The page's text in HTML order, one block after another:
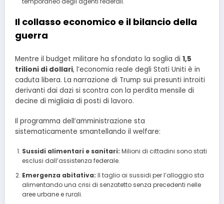
Il collasso economico e il bilancio della
guerra
Mentre il budget militare ha sfondato la soglia di 1,5
trilioni di dollari, l’economia reale degli Stati Uniti è in
caduta libera. La narrazione di Trump sui presunti introiti
derivanti dai dazi si scontra con la perdita mensile di
decine di migliaia di posti di lavoro.
Il programma dell’amministrazione sta
sistematicamente smantellando il welfare:
Sussidi alimentari e sanitari: Milioni di cittadini sono stati
esclusi dall’assistenza federale.
Emergenza abitativa: Il taglio ai sussidi per l’alloggio sta
alimentando una crisi di senzatetto senza precedenti nelle
aree urbane e rurali.